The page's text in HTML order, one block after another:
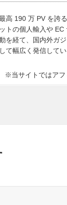
高 190 万 PV を誇
トの個人輸入や
を経て、国内外ガ
て幅広く発信してい
※当サイトではアフ